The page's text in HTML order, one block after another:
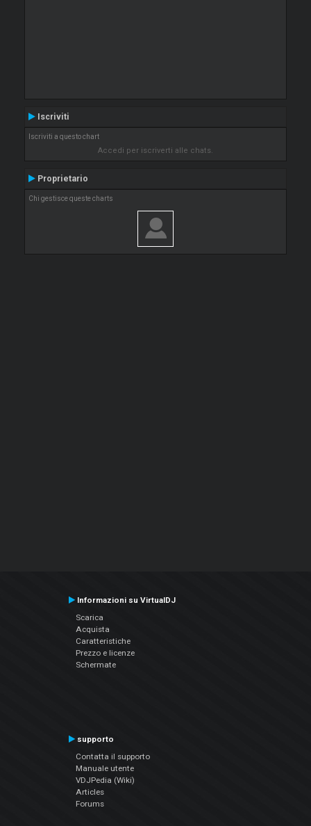
Iscriviti
Iscriviti a questo chart
Accedi per iscriverti alle chats.
Proprietario
Chi gestisce queste charts
Informazioni su VirtualDJ
Scarica
Acquista
Caratteristiche
Prezzo e licenze
Schermate
supporto
Contatta il supporto
Manuale utente
VDJPedia (Wiki)
Articles
Forums